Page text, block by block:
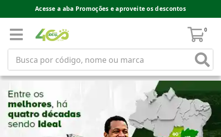
Acesse a aba Promoções e aproveite os descontos
0